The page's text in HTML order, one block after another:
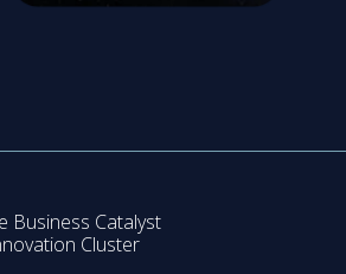
Business Catalyst
Cluster